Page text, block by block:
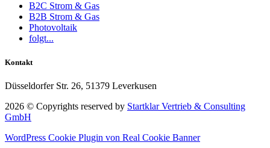
B2C Strom & Gas
B2B Strom & Gas
Photovoltaik
folgt...
Kontakt
Düsseldorfer Str. 26, 51379 Leverkusen
2026 © Copyrights reserved by Startklar Vertrieb & Consulting
GmbH
WordPress Cookie Plugin von Real Cookie Banner